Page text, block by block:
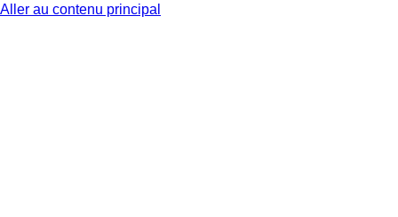
Aller au contenu principal